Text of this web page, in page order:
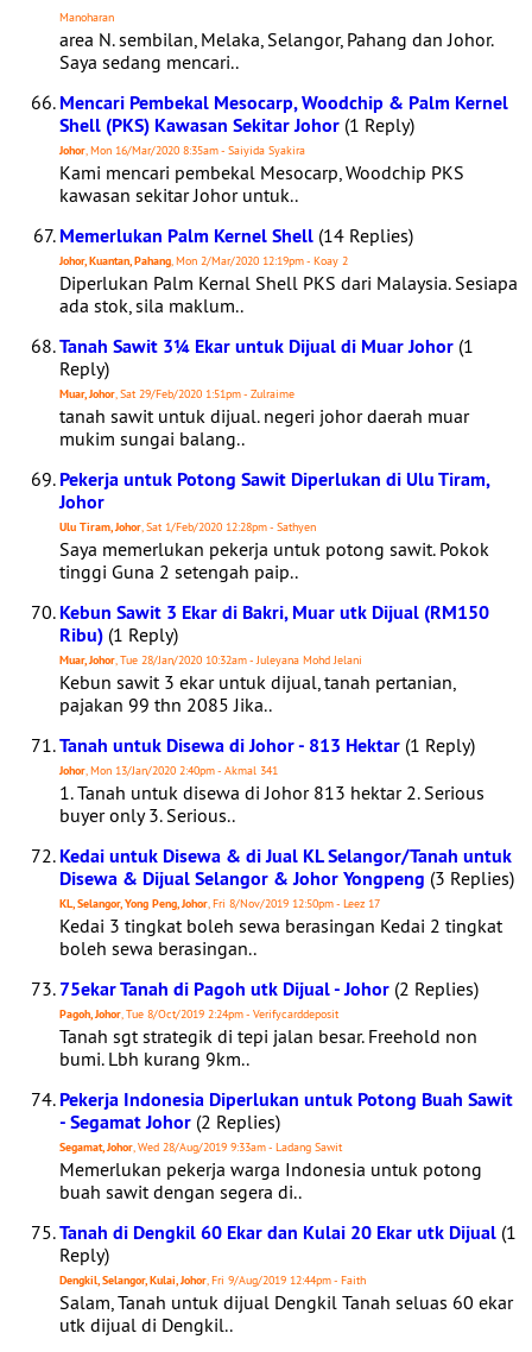
Manoharan
area N. sembilan, Melaka, Selangor, Pahang dan Johor.
Saya sedang mencari..
Mencari Pembekal Mesocarp, Woodchip & Palm Kernel
Shell (PKS) Kawasan Sekitar Johor (1 Reply)
Johor, Mon 16/Mar/2020 8:35am - Saiyida Syakira
Kami mencari pembekal Mesocarp, Woodchip PKS
kawasan sekitar Johor untuk..
Memerlukan Palm Kernel Shell (14 Replies)
Johor, Kuantan, Pahang, Mon 2/Mar/2020 12:19pm - Koay 2
Diperlukan Palm Kernal Shell PKS dari Malaysia. Sesiapa
ada stok, sila maklum..
Tanah Sawit 3¼ Ekar untuk Dijual di Muar Johor (1
Reply)
Muar, Johor, Sat 29/Feb/2020 1:51pm - Zulraime
tanah sawit untuk dijual. negeri johor daerah muar
mukim sungai balang..
Pekerja untuk Potong Sawit Diperlukan di Ulu Tiram,
Johor
Ulu Tiram, Johor, Sat 1/Feb/2020 12:28pm - Sathyen
Saya memerlukan pekerja untuk potong sawit. Pokok
tinggi Guna 2 setengah paip..
Kebun Sawit 3 Ekar di Bakri, Muar utk Dijual (RM150
Ribu) (1 Reply)
Muar, Johor, Tue 28/Jan/2020 10:32am - Juleyana Mohd Jelani
Kebun sawit 3 ekar untuk dijual, tanah pertanian,
pajakan 99 thn 2085 Jika..
Tanah untuk Disewa di Johor - 813 Hektar (1 Reply)
Johor, Mon 13/Jan/2020 2:40pm - Akmal 341
1. Tanah untuk disewa di Johor 813 hektar 2. Serious
buyer only 3. Serious..
Kedai untuk Disewa & di Jual KL Selangor/Tanah untuk
Disewa & Dijual Selangor & Johor Yongpeng (3 Replies)
KL, Selangor, Yong Peng, Johor, Fri 8/Nov/2019 12:50pm - Leez 17
Kedai 3 tingkat boleh sewa berasingan Kedai 2 tingkat
boleh sewa berasingan..
75ekar Tanah di Pagoh utk Dijual - Johor (2 Replies)
Pagoh, Johor, Tue 8/Oct/2019 2:24pm - Verifycarddeposit
Tanah sgt strategik di tepi jalan besar. Freehold non
bumi. Lbh kurang 9km..
Pekerja Indonesia Diperlukan untuk Potong Buah Sawit
- Segamat Johor (2 Replies)
Segamat, Johor, Wed 28/Aug/2019 9:33am - Ladang Sawit
Memerlukan pekerja warga Indonesia untuk potong
buah sawit dengan segera di..
Tanah di Dengkil 60 Ekar dan Kulai 20 Ekar utk Dijual (1
Reply)
Dengkil, Selangor, Kulai, Johor, Fri 9/Aug/2019 12:44pm - Faith
Salam, Tanah untuk dijual Dengkil Tanah seluas 60 ekar
utk dijual di Dengkil..